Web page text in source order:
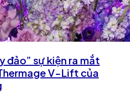
đảo” sự kiện ra mắt
V-Lift của